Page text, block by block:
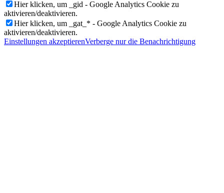
Hier klicken, um _gid - Google Analytics Cookie zu
aktivieren/deaktivieren.
Hier klicken, um _gat_* - Google Analytics Cookie zu
aktivieren/deaktivieren.
Einstellungen akzeptierenVerberge nur die Benachrichtigung